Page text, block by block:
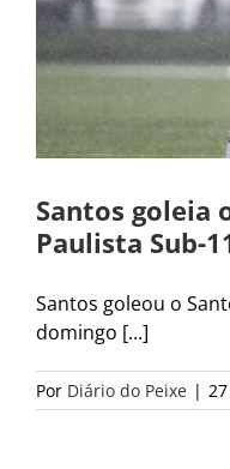
Santos goleia
Paulista Sub-
Santos goleou o
domingo [...]
Por Diário do Peixe |